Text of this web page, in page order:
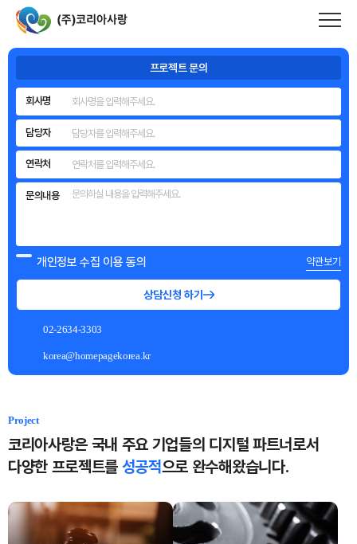
메인 내용 영역 바로가기
코리아사랑은 풍부한 제작 경험과 기술력을
바탕으로기업의 성과와 이미지를 완성하는
홈페이지를 만듭니다.프로젝트 문의
회사명
담당자
연락처
문의내용
개인정보 수집 이용 동의 약관보기
상담신청 하기
02-2634-3303
korea@homepagekorea.kr
Project
코리아사랑은 국내 주요 기업들의 디지털 파트너로서
다양한 프로젝트를 성공적으로 완수해왔습니다.